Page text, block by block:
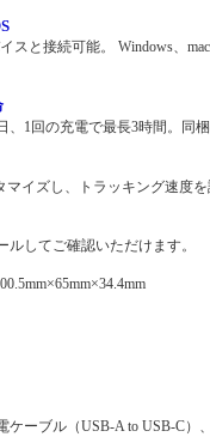
スと接続可能。 Windows、
、1回の充電で最長3時間。同
マイズし、トラッキング速度
してご確認いただけます。
ケーブル（USB-A to USB-C）